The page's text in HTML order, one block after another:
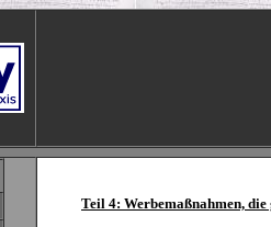
Teil 4: Werbemaßnahmen, die